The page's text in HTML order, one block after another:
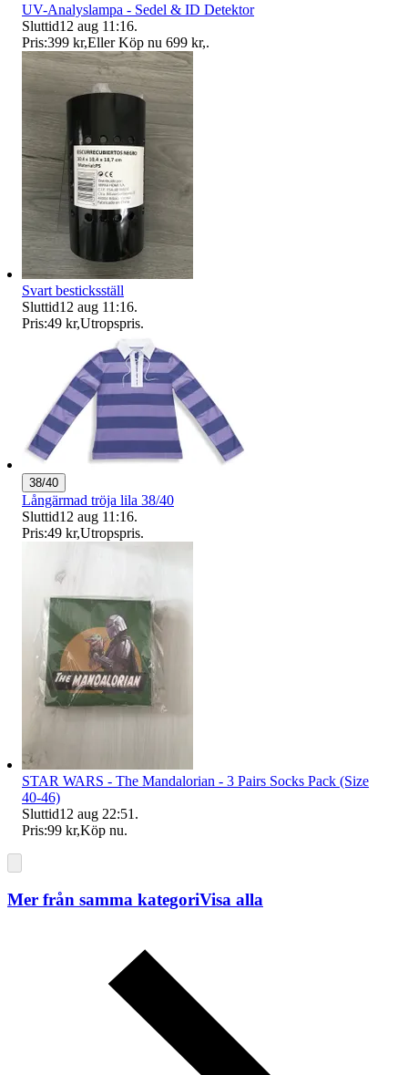
UV-Analyslampa - Sedel & ID Detektor
Sluttid12 aug 11:16.
Pris:399 kr,Eller Köp nu 699 kr,.
Svart besticksställ
Sluttid12 aug 11:16.
Pris:49 kr,Utropspris.
38/40
Långärmad tröja lila 38/40
Sluttid12 aug 11:16.
Pris:49 kr,Utropspris.
STAR WARS - The Mandalorian - 3 Pairs Socks Pack (Size
40-46)
Sluttid12 aug 22:51 .
Pris:99 kr,Köp nu.
Mer från samma kategoriVisa alla